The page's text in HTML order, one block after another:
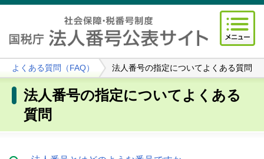
よくある質問（FAQ） 法人番号の指定についてよくある質問
法人番号の指定についてよくある
質問